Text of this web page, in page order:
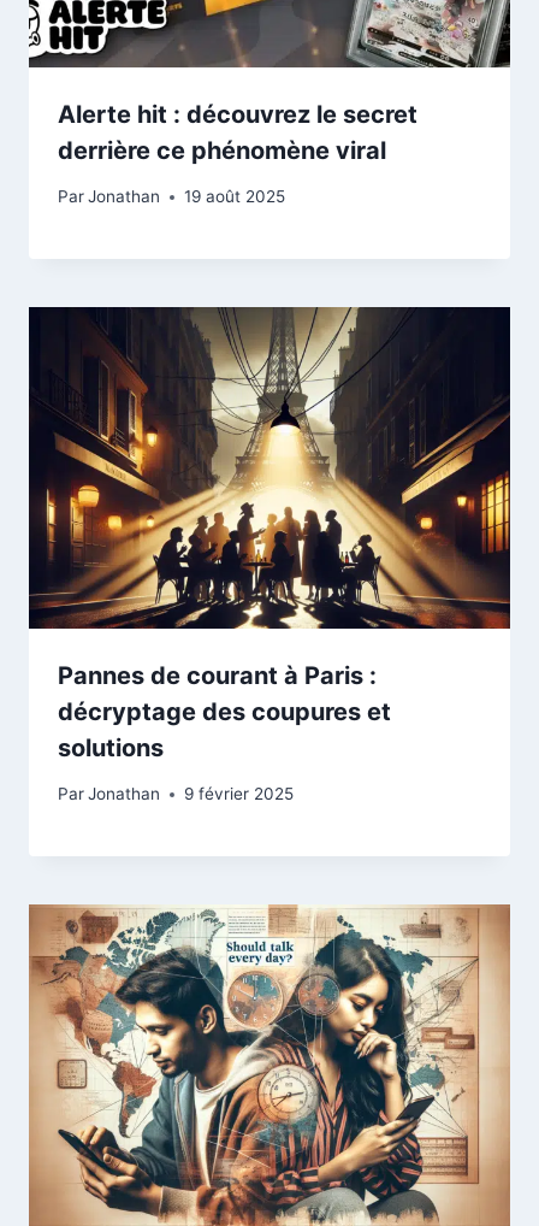
Alerte hit : découvrez le secret
derrière ce phénomène viral
ParJonathan 19 août 2025
Pannes de courant à Paris :
décryptage des coupures et
solutions
ParJonathan 9 février 2025